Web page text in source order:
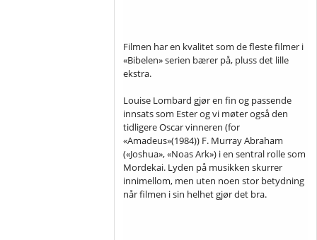
Filmen har en kvalitet som de fleste filmer i
«Bibelen» serien bærer på, pluss det lille
ekstra.
Louise Lombard gjør en fin og passende
innsats som Ester og vi møter også den
tidligere Oscar vinneren (for
«Amadeus»(1984)) F. Murray Abraham
(«Joshua», «Noas Ark») i en sentral rolle som
Mordekai. Lyden på musikken skurrer
innimellom, men uten noen stor betydning
når filmen i sin helhet gjør det bra.